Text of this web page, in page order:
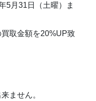
5月31日（土曜）ま
取金額を20%UP致
ません。